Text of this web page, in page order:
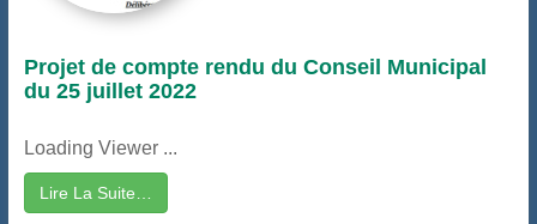
Projet de compte rendu du Conseil Municipal
du 25 juillet 2022
Loading Viewer ...
Lire La Suite…